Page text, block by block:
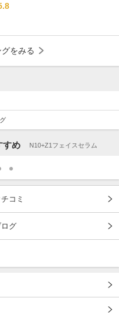
をみる
すめ N10+Z1フェイスセラム
コミ
ログ